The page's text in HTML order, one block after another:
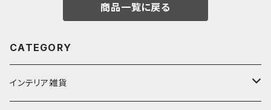
商品一覧に戻る
CATEGORY
インテリア雑貨